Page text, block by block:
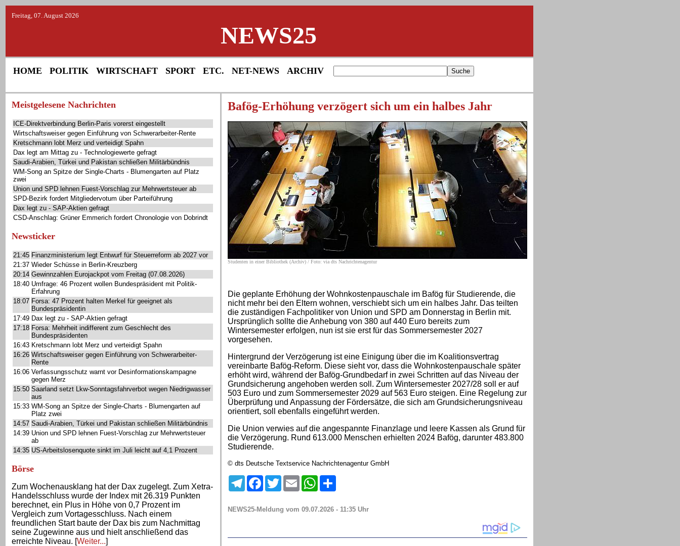
Freitag, 07. August 2026
NEWS25
HOME POLITIK WIRTSCHAFT SPORT ETC. NET-NEWS ARCHIV
Meistgelesene Nachrichten
ICE-Direktverbindung Berlin-Paris vorerst eingestellt
Wirtschaftsweiser gegen Einführung von Schwerarbeiter-Rente
Kretschmann lobt Merz und verteidigt Spahn
Dax legt am Mittag zu - Technologiewerte gefragt
Saudi-Arabien, Türkei und Pakistan schließen Militärbündnis
WM-Song an Spitze der Single-Charts - Blumengarten auf Platz
zwei
Union und SPD lehnen Fuest-Vorschlag zur Mehrwertsteuer ab
SPD-Bezirk fordert Mitgliedervotum über Parteiführung
Dax legt zu - SAP-Aktien gefragt
CSD-Anschlag: Grüner Emmerich fordert Chronologie von Dobrindt
Newsticker
21:45 Finanzministerium legt Entwurf für Steuerreform ab 2027 vor
21:37 Wieder Schüsse in Berlin-Kreuzberg
20:14 Gewinnzahlen Eurojackpot vom Freitag (07.08.2026)
18:40 Umfrage: 46 Prozent wollen Bundespräsident mit Politik-
Erfahrung
18:07 Forsa: 47 Prozent halten Merkel für geeignet als
Bundespräsidentin
17:49 Dax legt zu - SAP-Aktien gefragt
17:18 Forsa: Mehrheit indifferent zum Geschlecht des
Bundespräsidenten
16:43 Kretschmann lobt Merz und verteidigt Spahn
16:26 Wirtschaftsweiser gegen Einführung von Schwerarbeiter-
Rente
16:06 Verfassungsschutz warnt vor Desinformationskampagne
gegen Merz
15:50 Saarland setzt Lkw-Sonntagsfahrverbot wegen Niedrigwasser
aus
15:33 WM-Song an Spitze der Single-Charts - Blumengarten auf
Platz zwei
14:57 Saudi-Arabien, Türkei und Pakistan schließen Militärbündnis
14:39 Union und SPD lehnen Fuest-Vorschlag zur Mehrwertsteuer
ab
14:35 US-Arbeitslosenquote sinkt im Juli leicht auf 4,1 Prozent
Börse
Zum Wochenausklang hat der Dax zugelegt. Zum Xetra-
Handelsschluss wurde der Index mit 26.319 Punkten
berechnet, ein Plus in Höhe von 0,7 Prozent im
Vergleich zum Vortagesschluss. Nach einem
freundlichen Start baute der Dax bis zum Nachmittag
seine Zugewinne aus und hielt anschließend das
erreichte Niveau. [Weiter...]
Bafög-Erhöhung verzögert sich um ein halbes Jahr
Studenten in einer Bibliothek (Archiv) / Foto: via dts Nachrichtenagentur
Die geplante Erhöhung der Wohnkostenpauschale im Bafög für Studierende, die
nicht mehr bei den Eltern wohnen, verschiebt sich um ein halbes Jahr. Das teilten
die zuständigen Fachpolitiker von Union und SPD am Donnerstag in Berlin mit.
Ursprünglich sollte die Anhebung von 380 auf 440 Euro bereits zum
Wintersemester erfolgen, nun ist sie erst für das Sommersemester 2027
vorgesehen.
Hintergrund der Verzögerung ist eine Einigung über die im Koalitionsvertrag
vereinbarte Bafög-Reform. Diese sieht vor, dass die Wohnkostenpauschale später
erhöht wird, während der Bafög-Grundbedarf in zwei Schritten auf das Niveau der
Grundsicherung angehoben werden soll. Zum Wintersemester 2027/28 soll er auf
503 Euro und zum Sommersemester 2029 auf 563 Euro steigen. Eine Regelung zur
Überprüfung und Anpassung der Fördersätze, die sich am Grundsicherungsniveau
orientiert, soll ebenfalls eingeführt werden.
Die Union verwies auf die angespannte Finanzlage und leere Kassen als Grund für
die Verzögerung. Rund 613.000 Menschen erhielten 2024 Bafög, darunter 483.800
Studierende.
© dts Deutsche Textservice Nachrichtenagentur GmbH
TelegramFacebookTwitter Email WhatsApp
NEWS25-Meldung vom 09.07.2026 - 11:35 Uhr